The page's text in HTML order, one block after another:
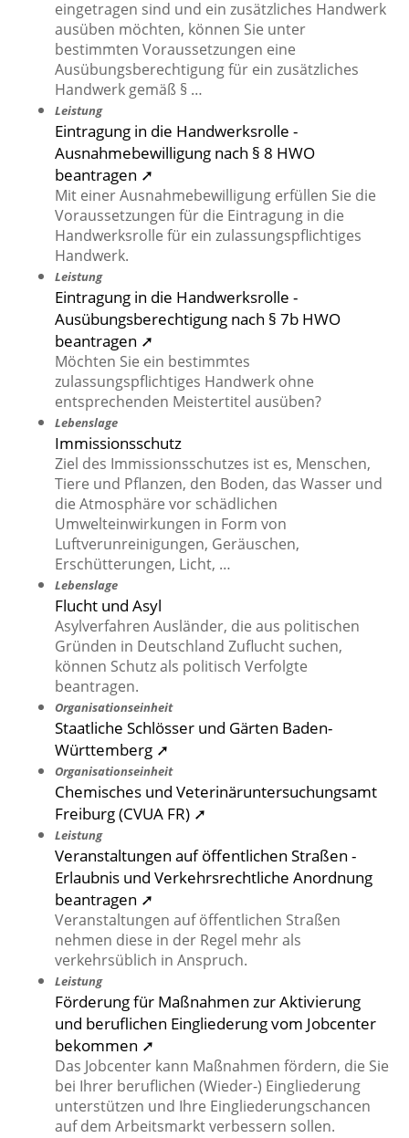
eingetragen sind und ein zusätzliches Handwerk
ausüben möchten, können Sie unter
bestimmten Voraussetzungen eine
Ausübungsberechtigung für ein zusätzliches
Handwerk gemäß § …
Leistung
Eintragung in die Handwerksrolle -
Ausnahmebewilligung nach § 8 HWO
beantragen ➚
Mit einer Ausnahmebewilligung erfüllen Sie die
Voraussetzungen für die Eintragung in die
Handwerksrolle für ein zulassungspflichtiges
Handwerk.
Leistung
Eintragung in die Handwerksrolle -
Ausübungsberechtigung nach § 7b HWO
beantragen ➚
Möchten Sie ein bestimmtes
zulassungspflichtiges Handwerk ohne
entsprechenden Meistertitel ausüben?
Lebenslage
Immissionsschutz
Ziel des Immissionsschutzes ist es, Menschen,
Tiere und Pflanzen, den Boden, das Wasser und
die Atmosphäre vor schädlichen
Umwelteinwirkungen in Form von
Luftverunreinigungen, Geräuschen,
Erschütterungen, Licht, …
Lebenslage
Flucht und Asyl
Asylverfahren Ausländer, die aus politischen
Gründen in Deutschland Zuflucht suchen,
können Schutz als politisch Verfolgte
beantragen.
Organisationseinheit
Staatliche Schlösser und Gärten Baden-
Württemberg ➚
Organisationseinheit
Chemisches und Veterinäruntersuchungsamt
Freiburg (CVUA FR) ➚
Leistung
Veranstaltungen auf öffentlichen Straßen -
Erlaubnis und Verkehrsrechtliche Anordnung
beantragen ➚
Veranstaltungen auf öffentlichen Straßen
nehmen diese in der Regel mehr als
verkehrsüblich in Anspruch.
Leistung
Förderung für Maßnahmen zur Aktivierung
und beruflichen Eingliederung vom Jobcenter
bekommen ➚
Das Jobcenter kann Maßnahmen fördern, die Sie
bei Ihrer beruflichen (Wieder-) Eingliederung
unterstützen und Ihre Eingliederungschancen
auf dem Arbeitsmarkt verbessern sollen.